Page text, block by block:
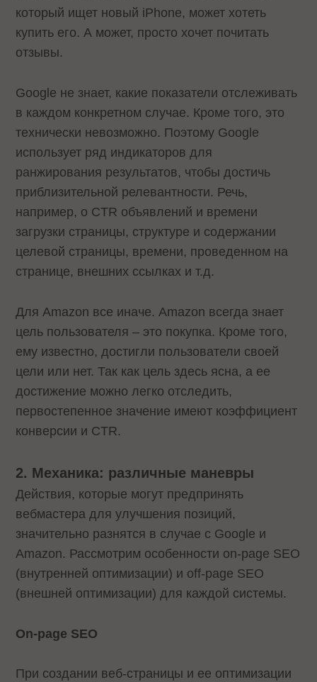
который ищет новый iPhone, может хотеть
купить его. А может, просто хочет почитать
отзывы.
Google не знает, какие показатели отслеживать
в каждом конкретном случае. Кроме того, это
технически невозможно. Поэтому Google
использует ряд индикаторов для
ранжирования результатов, чтобы достичь
приблизительной релевантности. Речь,
например, о CTR объявлений и времени
загрузки страницы, структуре и содержании
целевой страницы, времени, проведенном на
странице, внешних ссылках и т.д.
Для Amazon все иначе. Amazon всегда знает
цель пользователя – это покупка. Кроме того,
ему известно, достигли пользователи своей
цели или нет. Так как цель здесь ясна, а ее
достижение можно легко отследить,
первостепенное значение имеют коэффициент
конверсии и CTR.
2. Механика: различные маневры
Действия, которые могут предпринять
вебмастера для улучшения позиций,
значительно разнятся в случае с Google и
Amazon. Рассмотрим особенности on-page SEO
(внутренней оптимизации) и off-page SEO
(внешней оптимизации) для каждой системы.
On-page SEO
При создании веб-страницы и ее оптимизации